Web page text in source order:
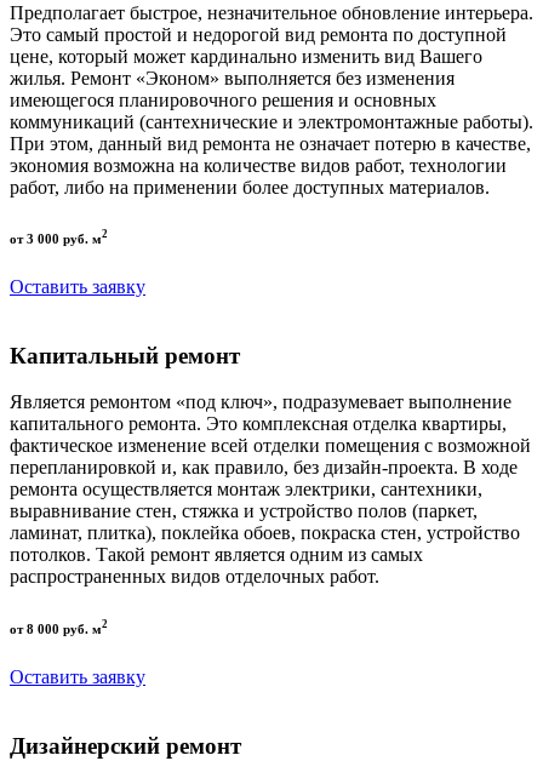
Предполагает быстрое, незначительное обновление интерьера.
Это самый простой и недорогой вид ремонта по доступной
цене, который может кардинально изменить вид Вашего
жилья. Ремонт «Эконом» выполняется без изменения
имеющегося планировочного решения и основных
коммуникаций (сантехнические и электромонтажные работы).
При этом, данный вид ремонта не означает потерю в качестве,
экономия возможна на количестве видов работ, технологии
работ, либо на применении более доступных материалов.
от 3 000 руб. м2
Оставить заявку
Капитальный ремонт
Является ремонтом «под ключ», подразумевает выполнение
капитального ремонта. Это комплексная отделка квартиры,
фактическое изменение всей отделки помещения с возможной
перепланировкой и, как правило, без дизайн-проекта. В ходе
ремонта осуществляется монтаж электрики, сантехники,
выравнивание стен, стяжка и устройство полов (паркет,
ламинат, плитка), поклейка обоев, покраска стен, устройство
потолков. Такой ремонт является одним из самых
распространенных видов отделочных работ.
от 8 000 руб. м2
Оставить заявку
Дизайнерский ремонт